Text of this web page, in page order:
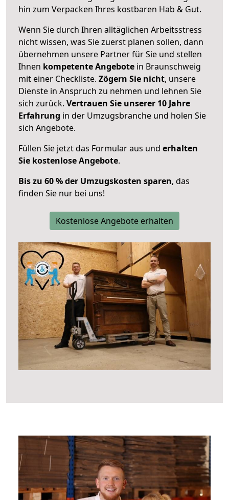
hin zum Verpacken Ihres kostbaren Hab & Gut.
Wenn Sie durch Ihren alltäglichen Arbeitsstress
nicht wissen, was Sie zuerst planen sollen, dann
übernehmen unsere Partner für Sie und stellen
Ihnen kompetente Angebote in Braunschweig
mit einer Checkliste. Zögern Sie nicht, unsere
Dienste in Anspruch zu nehmen und lehnen Sie
sich zurück. Vertrauen Sie unserer 10 Jahre
Erfahrung in der Umzugsbranche und holen Sie
sich Angebote.
Füllen Sie jetzt das Formular aus und erhalten
Sie kostenlose Angebote.
Bis zu 60 % der Umzugskosten sparen, das
finden Sie nur bei uns!
Kostenlose Angebote erhalten